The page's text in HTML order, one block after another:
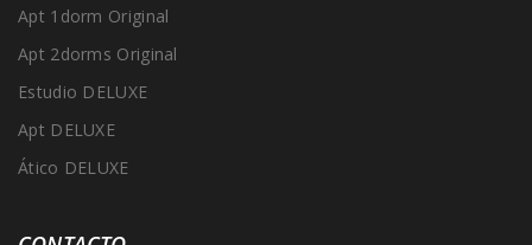
Apt 1dorm Original
Apt 2dorms Original
Estudio DELUXE
Apt DELUXE
Ático DELUXE